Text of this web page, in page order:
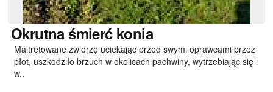
Okrutnaśmierć konia
Maltretowane zwierzę uciekając przed swymi oprawcami przez
płot, uszkodziło brzuch w okolicach pachwiny, wytrzebiając się i
w..